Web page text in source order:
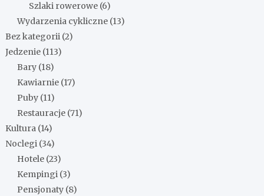
Szlaki rowerowe (6)
Wydarzenia cykliczne (13)
Bez kategorii (2)
Jedzenie (113)
Bary (18)
Kawiarnie (17)
Puby (11)
Restauracje (71)
Kultura (14)
Noclegi (34)
Hotele (23)
Kempingi (3)
Pensjonaty (8)